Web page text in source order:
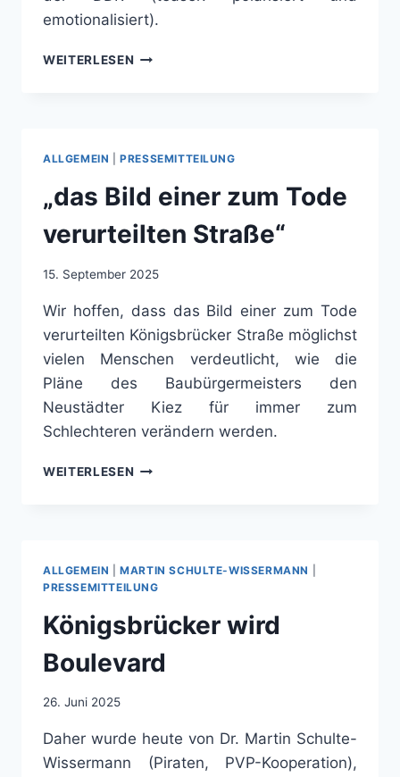
emotionalisiert).
WEITERLESEN ES
PVP-
KOOPERATION
NR.
10
ALLGEMEIN |PRESSEMITTEILUNG
„das Bild einer zum Tode
verurteilten Straße“
15. September 2025
Wir hoffen, dass das Bild einer zum Tode
verurteilten Königsbrücker Straße möglichst
vielen Menschen verdeutlicht, wie die
Pläne des Baubürgermeisters den
Neustädter Kiez für immer zum
Schlechteren verändern werden.
WEITERLESEN „DAS
ALLGEMEIN |MARTIN SCHULTE-WISSERMANN
PRESSEMITTEILUNG
Königsbrücker wird
Boulevard
26. Juni 2025
Daher wurde heute von Dr. Martin Schulte-
Wissermann (Piraten, PVP-Kooperation),